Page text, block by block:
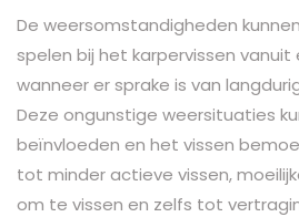
De weersomstandigheden
spelen bij het karpervissen vanuit
wanneer er sprake is van
Deze ongunstige weersituaties
beïnvloeden en het vissen
tot minder actieve vissen,
om te vissen en zelfs tot